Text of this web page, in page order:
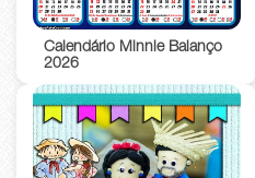
Calendário Minnie Balanço
2026